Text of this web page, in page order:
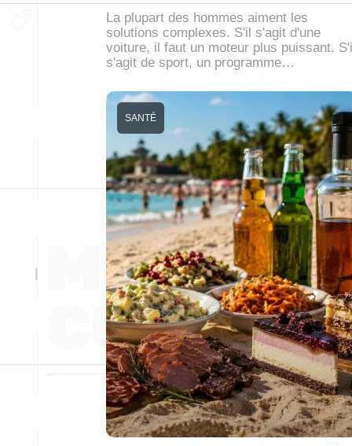
La plupart des hommes aiment les
solutions complexes. S'il s'agit d'une
voiture, il faut un moteur plus puissant.
s'agit de sport, un programme…
SANTÉ